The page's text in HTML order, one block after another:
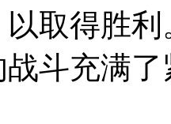
取得胜
斗充满